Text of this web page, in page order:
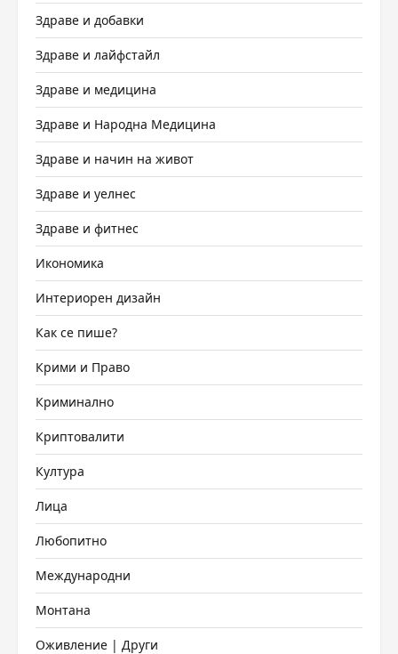
Здраве и добавки
Здраве и лайфстайл
Здраве и медицина
Здраве и Народна Медицина
Здраве и начин на живот
Здраве и уелнес
Здраве и фитнес
Икономика
Интериорен дизайн
Как се пише?
Крими и Право
Криминално
Криптовалити
Култура
Лица
Любопитно
Международни
Монтана
Оживление | Други